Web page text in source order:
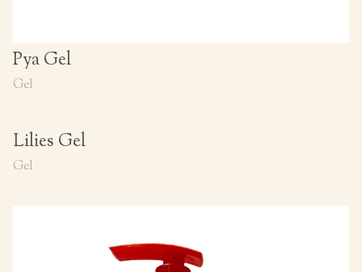
Pya Gel
Gel
Lilies Gel
Gel